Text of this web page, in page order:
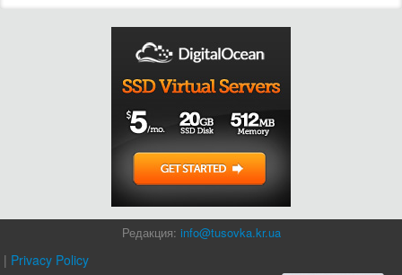
Редакция: info@tusovka.kr.ua
| Privacy Policy